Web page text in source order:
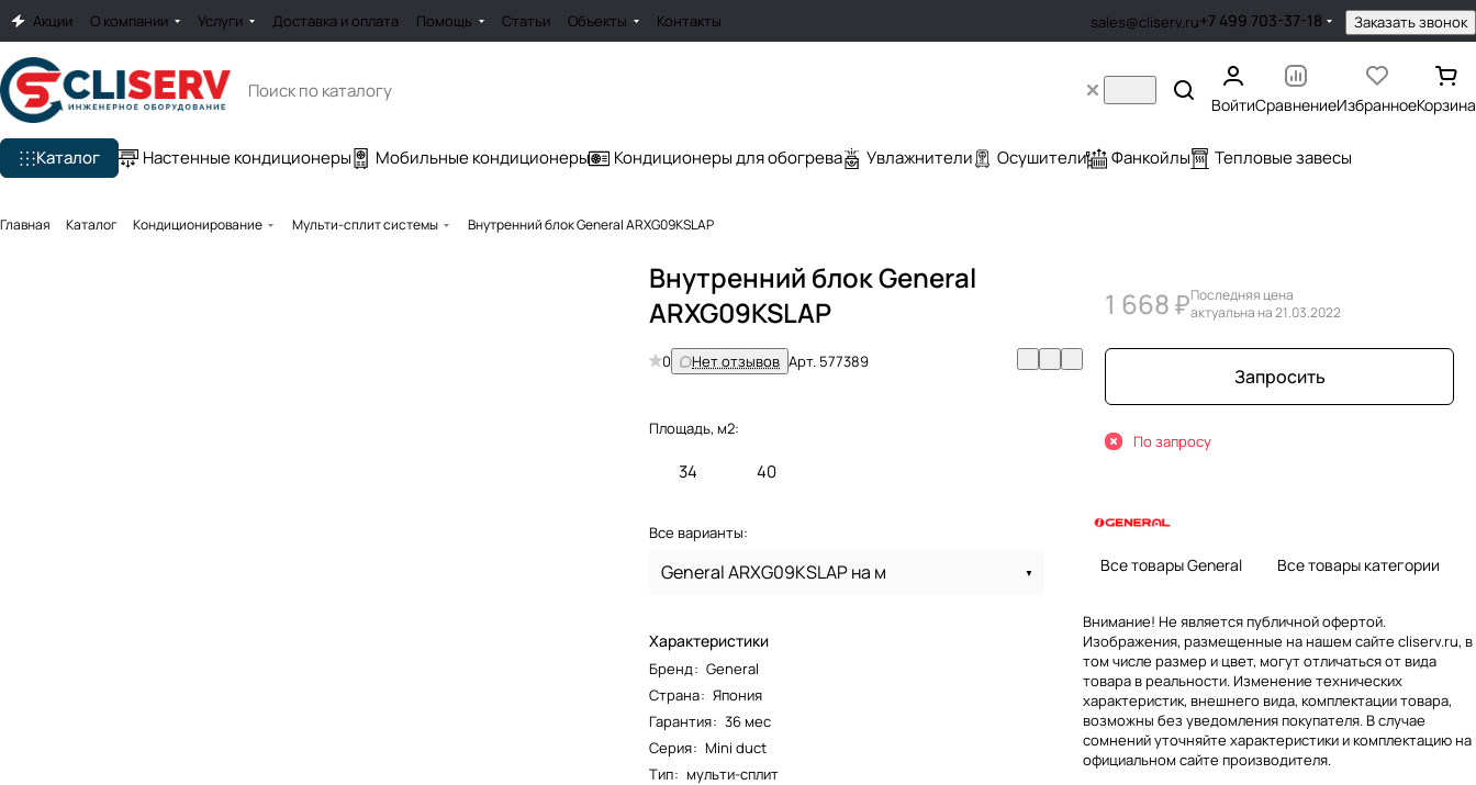
Акции О компании Услуги Доставка и оплата Помощь Статьи Объекты Контакты sales@cliserv.ru+7 499 703-37-18 Заказать звонок
ВойтиСравнениеИзбранноеКорзина
Каталог Настенные кондиционеры Мобильные кондиционеры Кондиционеры для обогрева Увлажнители Осушители Фанкойлы Тепловые завесы
Главная Каталог Кондиционирование Мульти-сплит системы Внутренний блок General ARXG09KSLAP
Внутренний блок General
ARXG09KSLAP
0 Нет отзывов Арт. 577389
Площадь, м2:
34 40
Все варианты:
General ARXG09KSLAP на м
Характеристики
Бренд: General
Страна: Япония
Гарантия: 36 мес
Серия: Mini duct
Тип: мульти-сплит
1 668 ₽Последняя цена
актуальна на 21.03.2022
Запросить
По запросу
Все товары General Все товары категории
Внимание! Не является публичной офертой.
Изображения, размещенные на нашем сайте cliserv.ru, в
том числе размер и цвет, могут отличаться от вида
товара в реальности. Изменение технических
характеристик, внешнего вида, комплектации товара,
возможны без уведомления покупателя. В случае
сомнений уточняйте характеристики и комплектацию на
официальном сайте производителя.